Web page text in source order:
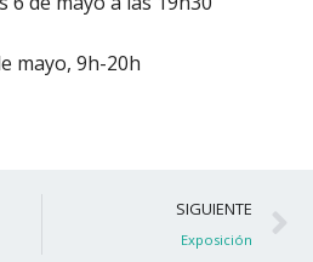
mayo, 9h-20h
SIGUIENTE
Exposición